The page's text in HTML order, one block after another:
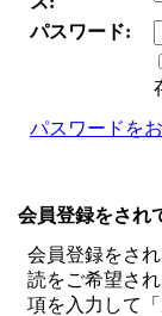
パスワード:
パスワードを
会員登録をされ
会員登録をさ
読をご希望さ
項を入力して